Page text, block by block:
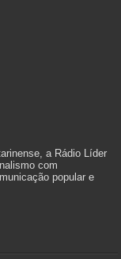
a Rádio Líder
com
popular e